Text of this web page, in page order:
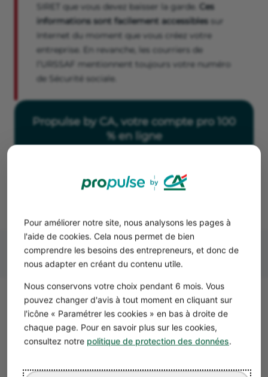
Pour améliorer notre site, nous analysons les pages à
l'aide de cookies. Cela nous permet de bien
comprendre les besoins des entrepreneurs, et donc de
nous adapter en créant du contenu utile.
Nous conservons votre choix pendant 6 mois. Vous
pouvez changer d'avis à tout moment en cliquant sur
l'icône « Paramétrer les cookies » en bas à droite de
chaque page. Pour en savoir plus sur les cookies,
consultez notre politique de protection des données.
SIRET que vous devez baisser la garde.
Ces
informations sont facilement accessibles sur
Internet du moment que vous créez votre
entreprise. En revanche, les courriers de
l’URSSAF mentionnent toujours votre numéro
de Sécurité sociale.
Propulse by CA, votre compte pro 100
% en ligne
En savoir plus
Comment éviter les arnaques
auto-entrepreneur ?